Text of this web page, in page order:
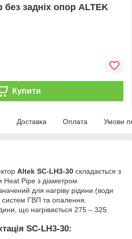
задніх опор ALTEK
Купити
Доставка Оплата Умови
Altek SC-LH3-30 складається з
Heat Pipe з діаметром
для нагріву рідини (води
систем ГВП та опалення.
що нагрівається 275 – 325
SC-LH3-30: